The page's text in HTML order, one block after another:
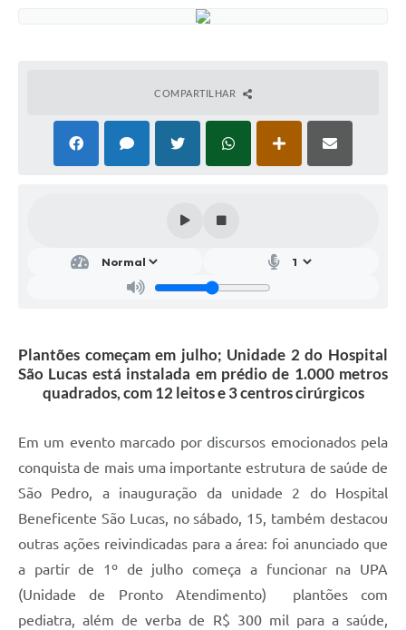
Formulários
Ouvidoria
Telefones Úteis
COMPARTILHAR
Plantões começam em julho; Unidade 2 do Hospital
São Lucas está instalada em prédio de 1.000 metros
quadrados, com 12 leitos e 3 centros cirúrgicos
Em um evento marcado por discursos emocionados pela
conquista de mais uma importante estrutura de saúde de
São Pedro, a inauguração da unidade 2 do Hospital
Beneficente São Lucas, no sábado, 15, também destacou
outras ações reivindicadas para a área: foi anunciado que
a partir de 1º de julho começa a funcionar na UPA
(Unidade de Pronto Atendimento) plantões com
pediatra, além de verba de R$ 300 mil para a saúde,